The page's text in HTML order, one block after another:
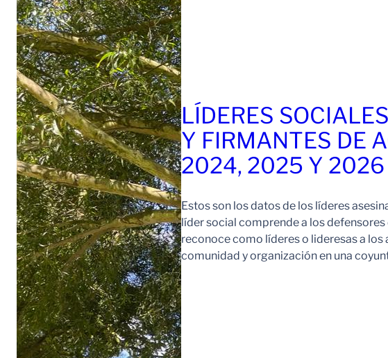
LÍDERES
Y FIRMANTES DE
2024, 2025 Y 2026
Estos son los datos de los líderes
líder social comprende a los
reconoce como líderes o lideresas a
comunidad y organización en una